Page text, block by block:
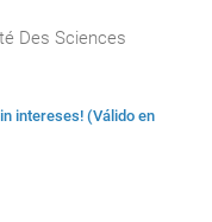
Des Sciences
intereses! (Válido en